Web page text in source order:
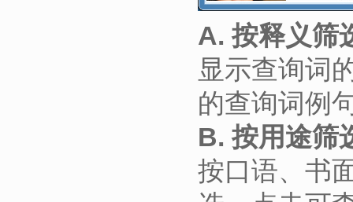
A. 按释义筛
显示查询词
的查询词例
B. 按用途筛
按口语、书